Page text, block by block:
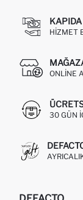
HIZMET
ONLINE
30 GÜN